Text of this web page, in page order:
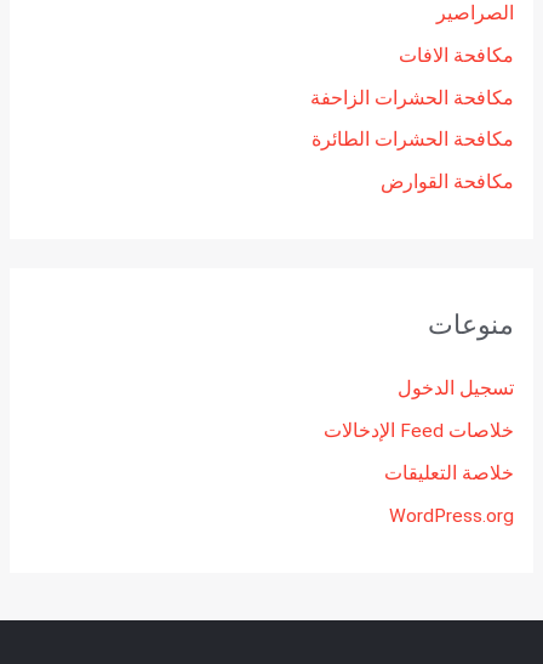
الصراصير
مكافحة الافات
مكافحة الحشرات الزاحفة
مكافحة الحشرات الطائرة
مكافحة القوارض
منوعات
تسجيل الدخول
خلاصات Feed الإدخالات
خلاصة التعليقات
WordPress.org